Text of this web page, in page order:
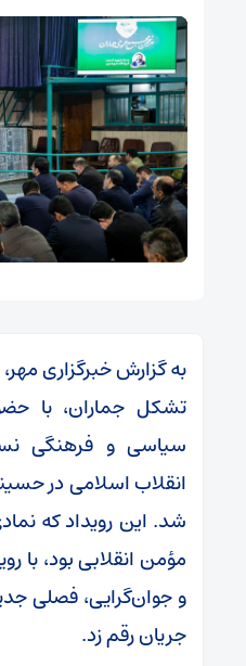
به گزارش خبرگزاری
سیاسی و فرهنگی
انقلاب اسلامی در
شد. این رویداد که
مؤمن انقلابی بود، با
و جوان‌گرایی، فصلی
جریان رقم زد.